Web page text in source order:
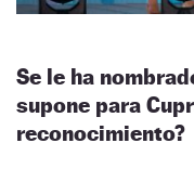
Se le ha
supone para
reconocimiento?